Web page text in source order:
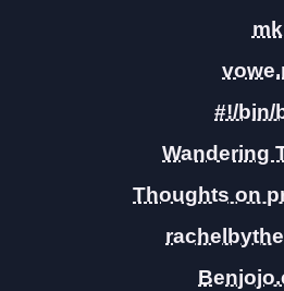
mk
#!/bin/
Wandering
Thoughts on